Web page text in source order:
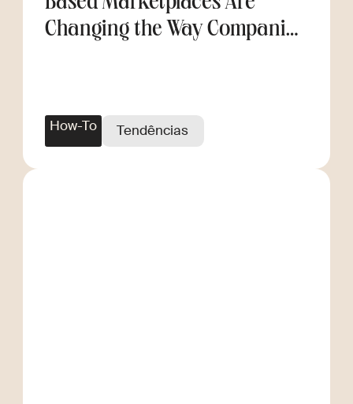
Based Marketplaces Are
Changing the Way Companies
How-To Tendências